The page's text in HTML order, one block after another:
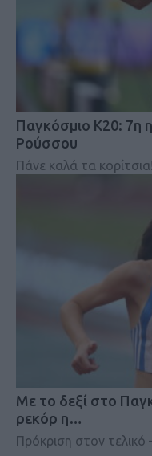
Παγκόσμιο Κ20: 7η
Ρούσσου
Πάνε καλά τα κορίτσια!
Mε το δεξί στο
ρεκόρ η…
Πρόκριση στον